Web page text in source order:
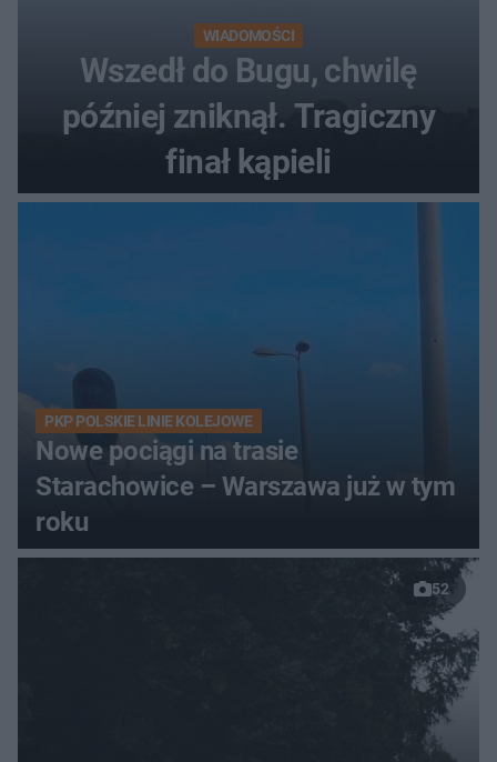
WIADOMOŚCI
Wszedł do Bugu, chwilę
później zniknął. Tragiczny
finał kąpieli
PKP POLSKIE LINIE KOLEJOWE
Nowe pociągi na trasie
Starachowice – Warszawa już w tym
roku
52